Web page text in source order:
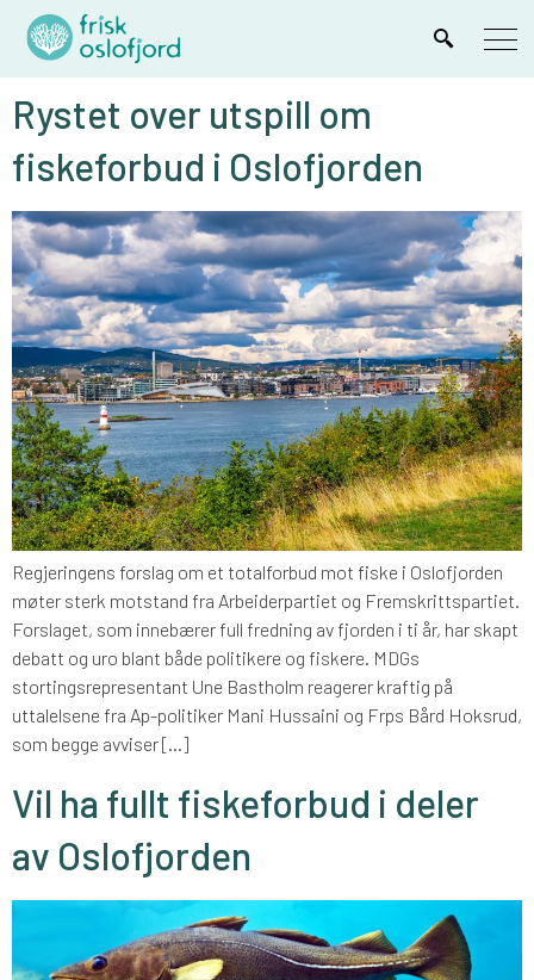
Rystet over utspill om
fiskeforbud i Oslofjorden
Regjeringens forslag om et totalforbud mot fiske i Oslofjorden
møter sterk motstand fra Arbeiderpartiet og Fremskrittspartiet.
Forslaget, som innebærer full fredning av fjorden i ti år, har skapt
debatt og uro blant både politikere og fiskere. MDGs
stortingsrepresentant Une Bastholm reagerer kraftig på
uttalelsene fra Ap-politiker Mani Hussaini og Frps Bård Hoksrud,
som begge avviser […]
Vil ha fullt fiskeforbud i deler
av Oslofjorden